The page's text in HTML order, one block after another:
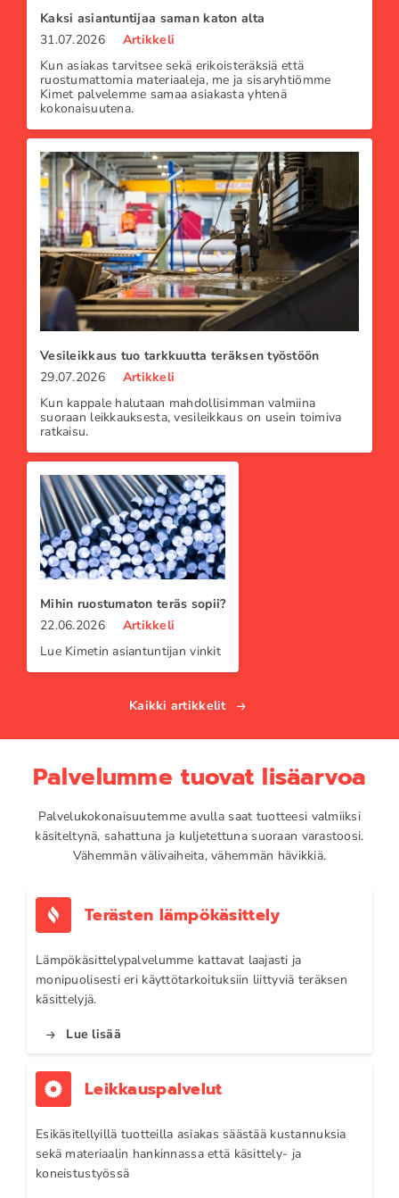
Kaksi asiantuntijaa saman katon alta
31.07.2026
Artikkeli
Kun asiakas tarvitsee sekä erikoisteräksiä että
ruostumattomia materiaaleja, me ja sisaryhtiömme
Kimet palvelemme samaa asiakasta yhtenä
kokonaisuutena.
Vesileikkaus tuo tarkkuutta teräksen työstöön
29.07.2026
Artikkeli
Kun kappale halutaan mahdollisimman valmiina
suoraan leikkauksesta, vesileikkaus on usein toimiva
ratkaisu.
Mihin ruostumaton teräs sopii?
22.06.2026
Artikkeli
Lue Kimetin asiantuntijan vinkit
Kaikki artikkelit
Palvelumme tuovat lisäarvoa
Palvelukokonaisuutemme avulla saat tuotteesi valmiiksi
käsiteltynä, sahattuna ja kuljetettuna suoraan varastoosi.
Vähemmän välivaiheita, vähemmän hävikkiä.
Terästen lämpökäsittely
Lämpökäsittelypalvelumme kattavat laajasti ja
monipuolisesti eri käyttötarkoituksiin liittyviä teräksen
käsittelyjä.
Lue lisää
Leikkauspalvelut
Esikäsitellyillä tuotteilla asiakas säästää kustannuksia
sekä materiaalin hankinnassa että käsittely- ja
koneistustyössä